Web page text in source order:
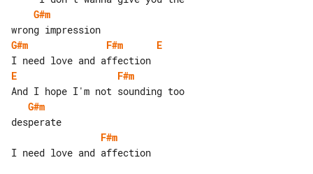
G#m
G#m
F#m
E
E
F#m
G#m
F#m
I need love and affection